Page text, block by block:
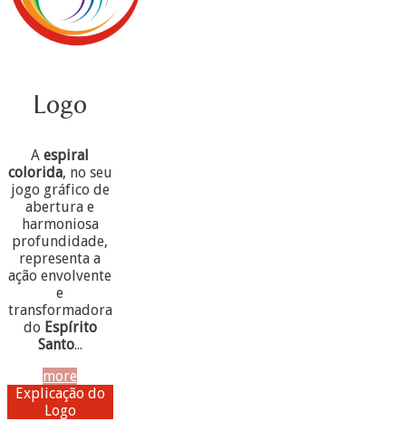
Logo
Aespiral
colorida, no seu
jogo gráfico de
abertura e
harmoniosa
profundidade,
representa a
ação envolvente
e
transformadora
do Espírito
Santo...
more
Explicação do
Logo